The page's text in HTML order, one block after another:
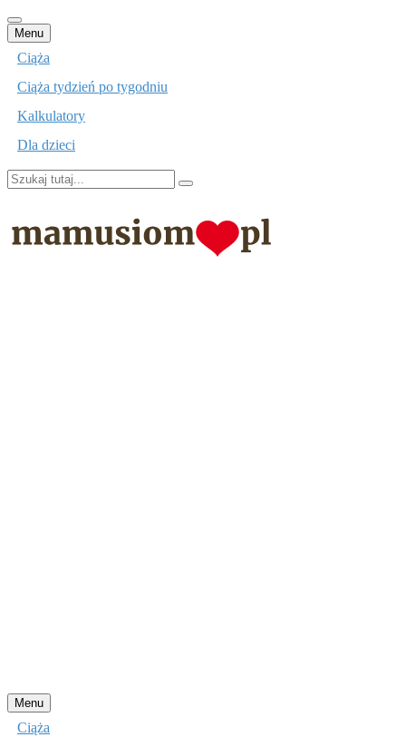
Menu Przejdź
do
Ciąża
Ciąża tydzień po tygodniu
Kalkulatory
Dla dzieci
Szukaj:
Menu Przejdź
do
Ciąża